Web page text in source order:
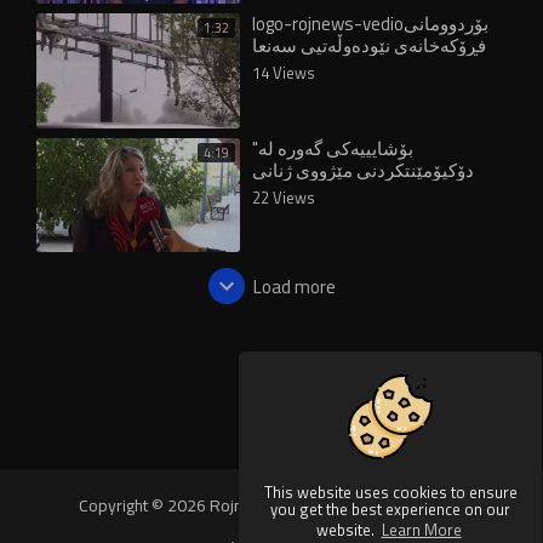
This website uses cookies to ensure
you get the best experience on our
website. Learn More
1:32 logo-rojnews-vedioبۆردوومانی
فڕۆکەخانەی نێودەوڵەتیی سەنعا
کرا
14 Views
4:19 "بۆشایییەکی گەورە لە
دۆکیۆمێنتکردنی مێژووی ژنانی
22 Views
Load more
Copyright © 2026 Rojnews Video. All rights reserved.